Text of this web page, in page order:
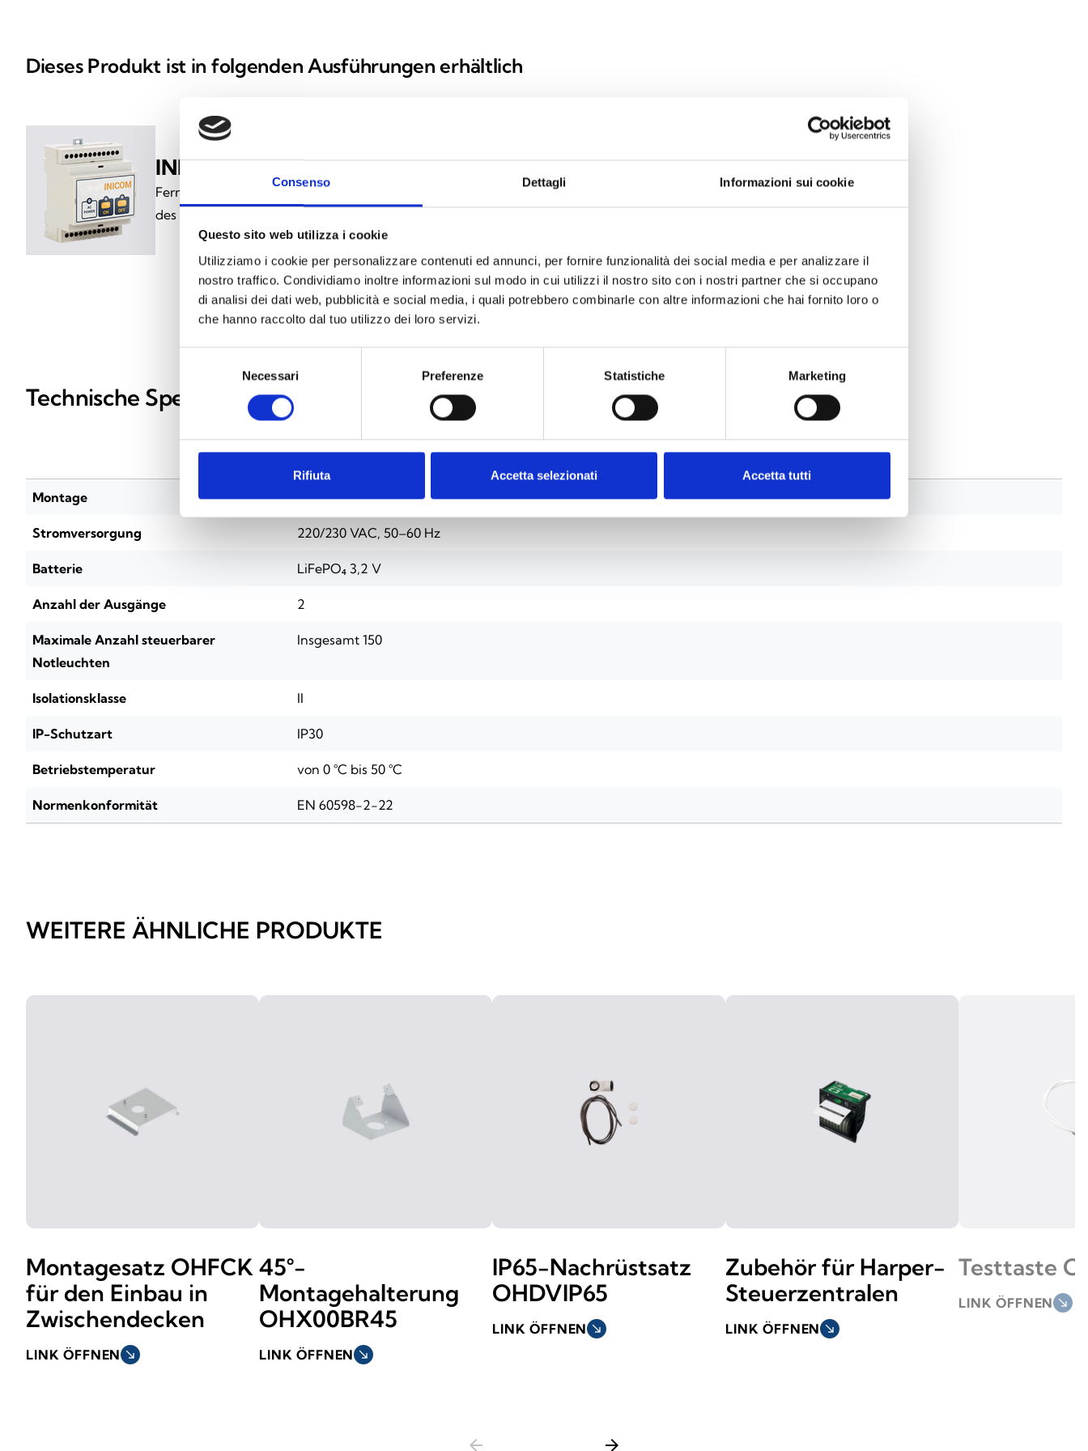
Consenso Dettagli Informazioni sui cookie
Questo sito web utilizza i cookie
Utilizziamo i cookie per personalizzare contenuti ed annunci, per fornire funzionalità dei social media e per analizzare il
nostro traffico. Condividiamo inoltre informazioni sul modo in cui utilizzi il nostro sito con i nostri partner che si occupano
di analisi dei dati web, pubblicità e social media, i quali potrebbero combinarle con altre informazioni che hai fornito loro o
che hanno raccolto dal tuo utilizzo dei loro servizi.
consenso
Necessari Preferenze Statistiche Marketing
Rifiuta Accetta selezionati Accetta tutti
Dieses Produkt ist in folgenden Ausführungen erhältlich
INICOM
Fernbedienung zur Deaktivierung und/oder Fernsteuerung
des Ruhemodus
Technische Spezifikationen
Montage DIN-Schiene (4 Module)
Stromversorgung 220/230 VAC, 50–60 Hz
Batterie LiFePO₄ 3,2 V
Anzahl der Ausgänge 2
Maximale Anzahl steuerbarer
Notleuchten
Insgesamt 150
Isolationsklasse II
IP-Schutzart IP30
Betriebstemperatur von 0 °C bis 50 °C
Normenkonformität EN 60598-2-22
WEITERE ÄHNLICHE PRODUKTE
Montagesatz OHFCK
für den Einbau in
Zwischendecken
LINK ÖFFNEN south_east
45°-
Montagehalterung
OHX00BR45
LINK ÖFFNEN south_east
IP65-Nachrüstsatz
OHDVIP65
LINK ÖFFNEN south_east
Zubehör für Harper-
Steuerzentralen
LINK ÖFFNEN south_east
Testtaste
LINK ÖFFNEN south_east
arrow_back arrow_forward